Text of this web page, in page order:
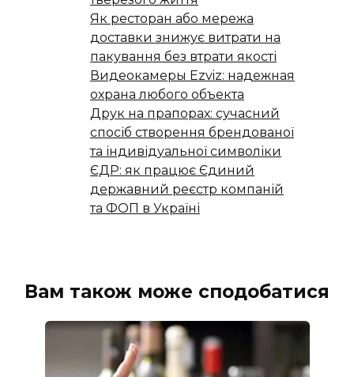
Як ресторан або мережа
доставки знижує витрати на
пакування без втрати якості
Видеокамеры Ezviz: надежная
охрана любого объекта
Друк на прапорах: сучасний
спосіб створення брендованої
та індивідуальної символіки
ЄДР: як працює Єдиний
державний реєстр компаній
та ФОП в Україні
Вам також може сподобатися